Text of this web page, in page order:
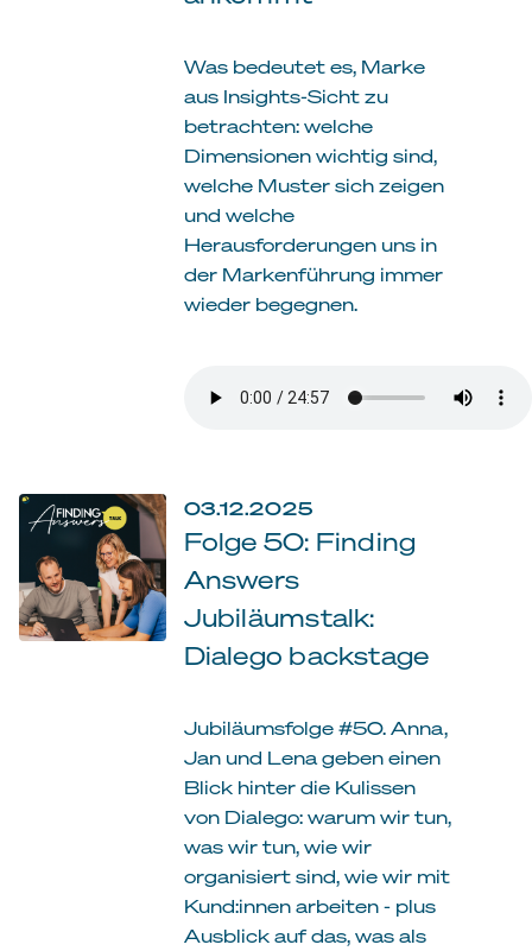
Was bedeutet es, Marke
aus Insights-Sicht zu
betrachten: welche
Dimensionen wichtig sind,
welche Muster sich zeigen
und welche
Herausforderungen uns in
der Markenführung immer
wieder begegnen.
03.12.2025
Folge 50: Finding
Answers
Jubiläumstalk:
Dialego backstage
Jubiläumsfolge #50. Anna,
Jan und Lena geben einen
Blick hinter die Kulissen
von Dialego: warum wir tun,
was wir tun, wie wir
organisiert sind, wie wir mit
Kund:innen arbeiten - plus
Ausblick auf das, was als